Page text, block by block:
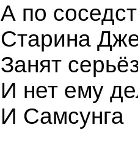
А по
Старина
Занят
И нет ему
И Самсунга